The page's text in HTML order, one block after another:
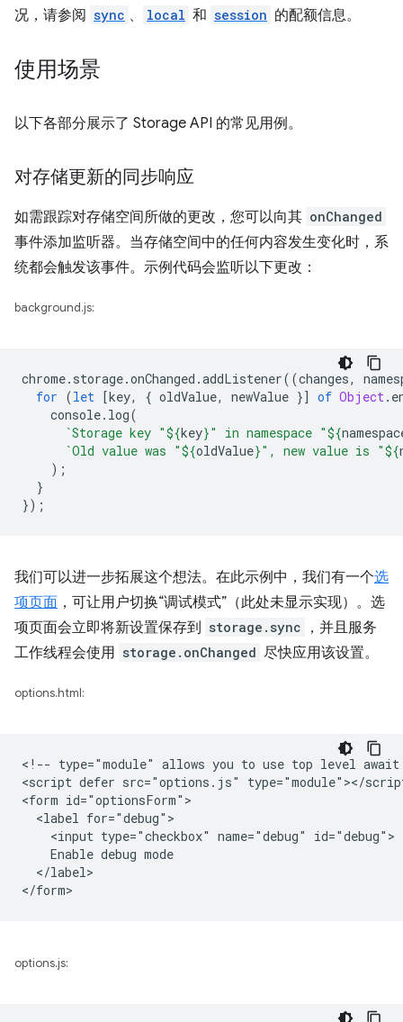
况，请参阅 sync 、 local 和 session 的配额信息。
使用场景
以下各部分展示了 Storage API 的常见用例。
对存储更新的同步响应
如需跟踪对存储空间所做的更改，您可以向其 onChanged
事件添加监听器。当存储空间中的任何内容发生变化时，系
统都会触发该事件。示例代码会监听以下更改：
background.js:
chrome. storage.onChanged .addListener((changes,
for (let [key, { oldValue, newValue }] of Object.
console. log(
`Storage key "${key}" in namespace "${
`Old value was "${oldValue}", new value is "${
);
}
});
我们可以进一步拓展这个想法。在此示例中，我们有一个选
项页面 ，可让用户切换“调试模式”（此处未显示实现）。选
项页面会立即将新设置保存到 storage.sync
，并且服务
工作线程会使用 storage.onChanged 尽快应用该设置。
options.html:
<!-- type="module" allows you to use top level
<script defer src="options.js" type="module"></
<form id="optionsForm">
  <label for="debug">
    <input type="checkbox" name="debug" id="debug">
    Enable debug mode
  </label>
options.js: